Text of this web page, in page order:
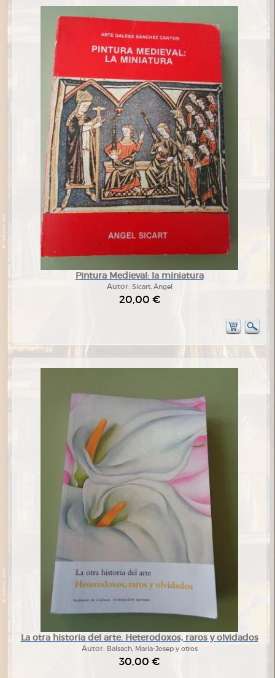
Pintura Medieval: la miniatura
Autor: Sicart, Ángel
20,00 €
La otra historia del arte. Heterodoxos, raros y olvidados
Autor: Balsach, María-Josep y otros
30,00 €